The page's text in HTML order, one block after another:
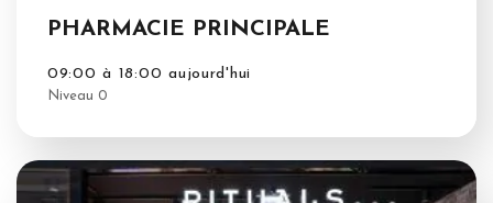
PHARMACIE PRINCIPALE
09:00 à 18:00 aujourd'hui
Niveau 0